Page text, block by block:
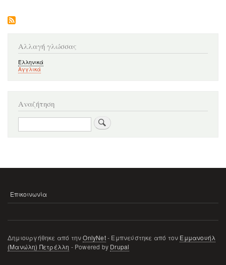
Αλλαγή γλώσσας
Ελληνικά
Αγγλικά
Αναζήτηση
Αναζήτηση
ΜΕΝΟΎ
Επικοινωνία
Δημιουργήθηκε από τηνOnlyNet- Εμπνεύστηκε από τον Εμμανουήλ
(Μανώλη) Πετρέλλη - Powered by Drupal